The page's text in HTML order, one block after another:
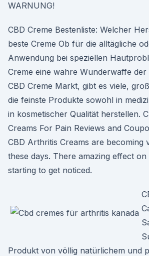
WARNUNG!
CBD Creme Bestenliste: Welcher
beste Creme Ob für die alltägliche
Anwendung bei speziellen
Creme eine wahre Wunderwaffe
CBD Creme Markt, gibt es viele,
die feinste Produkte sowohl in
in kosmetischer Qualität herstellen.
Creams For Pain Reviews and
CBD Arthritis Creams are becoming
these days. There amazing effect
starting to get noticed.
Produkt von völlig natürlichem und